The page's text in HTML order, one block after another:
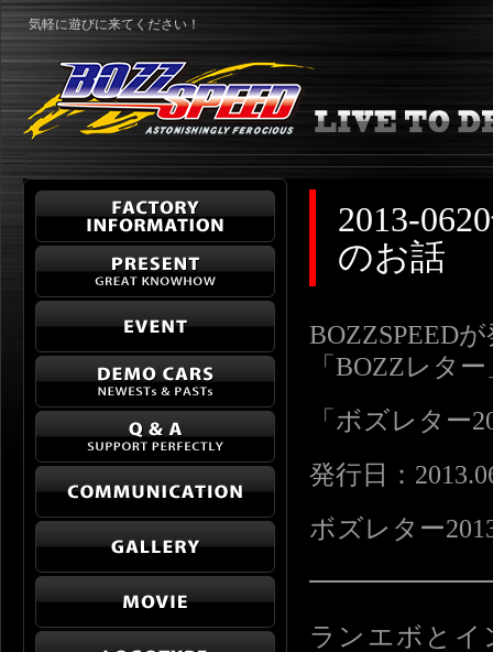
気軽に遊びに来てください！
2013-
のお話
BOZZSPEED
「BOZZレタ
「ボズレター
発行日：
ボズレター
ランエボとイ